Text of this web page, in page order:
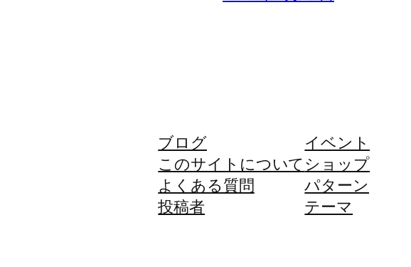
ブログ
このサイトについて
よくある質問
投稿者
イベント
ショップ
パターン
テーマ